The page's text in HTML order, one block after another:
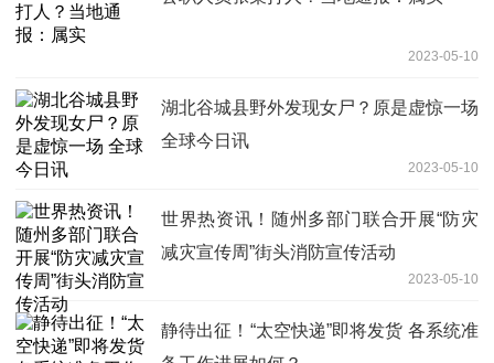
2023-05-10
湖北谷城县野外发现女尸？原是虚惊一场
全球今日讯
2023-05-10
世界热资讯！随州多部门联合开展“防灾
减灾宣传周”街头消防宣传活动
2023-05-10
静待出征！“太空快递”即将发货 各系统准